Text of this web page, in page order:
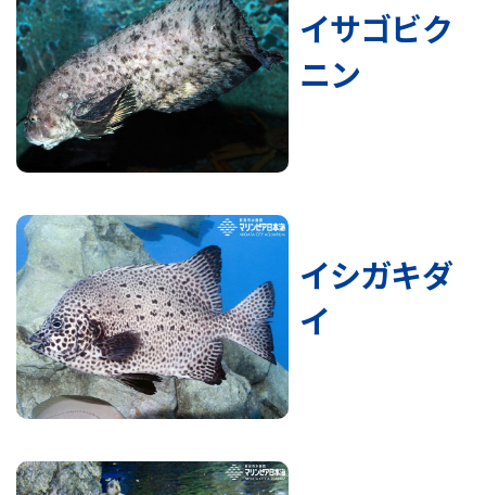
イサゴビク
ニン
イシガキダ
イ